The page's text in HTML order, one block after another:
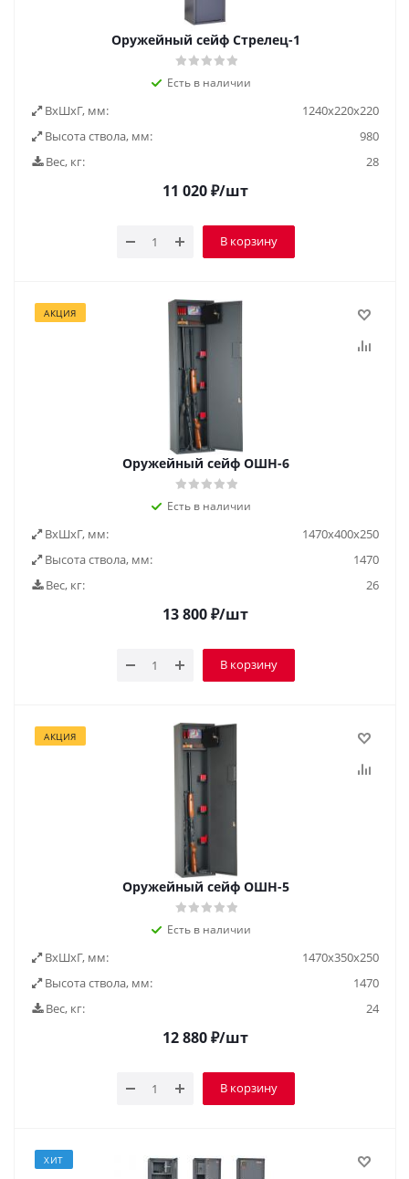
Оружейный сейф Стрелец-1
Есть в наличии
ВxШxГ, мм:
1240x220x220
Высота ствола, мм:
980
Вес, кг:
28
11 020₽/шт
В корзину
АКЦИЯ
Оружейный сейф ОШН-6
Есть в наличии
ВxШxГ, мм:
1470х400х250
Высота ствола, мм:
1470
Вес, кг:
26
13 800₽/шт
В корзину
АКЦИЯ
Оружейный сейф ОШН-5
Есть в наличии
ВxШxГ, мм:
1470х350х250
Высота ствола, мм:
1470
Вес, кг:
24
12 880₽/шт
В корзину
ХИТ